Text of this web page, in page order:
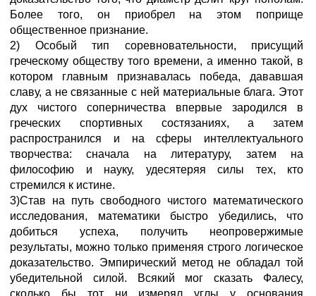
Более того, он приобрел на этом поприще
общественное признание.
2) Особый тип соревновательности, присущий
греческому обществу того времени, а именно такой, в
котором главным признавалась победа, дававшая
славу, а не связанные с ней материальные блага. Этот
дух чистого соперничества впервые зародился в
греческих спортивных состязаниях, а затем
распространился и на сферы интеллектуального
творчества: сначала на литературу, затем на
философию и науку, удесятеряя силы тех, кто
стремился к истине.
3)Став на путь свободного чистого математического
исследования, математики быстро убедились, что
добиться успеха, получить неопровержимые
результаты, можно только применяя строго логическое
доказательство. Эмпирический метод не обладал той
убедительной силой. Всякий мог сказать Фалесу,
сколько бы тот ни измерял углы у основания